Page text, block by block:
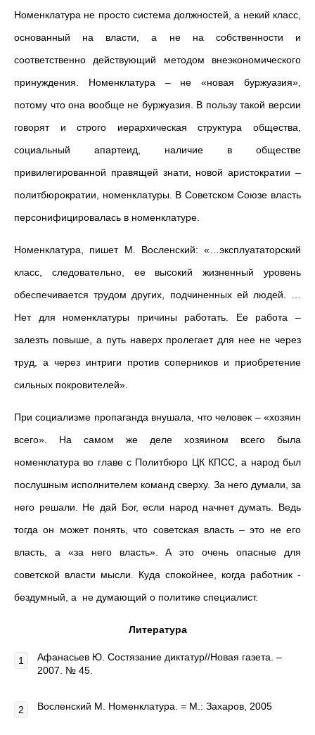
Номенклатура не просто система должностей, а некий класс,
основанный на власти, а не на собственности и
соответственно действующий методом внеэкономического
принуждения. Номенклатура – не «новая буржуазия»,
потому что она вообще не буржуазия. В пользу такой версии
говорят и строго иерархическая структура общества,
социальный апартеид, наличие в обществе
привилегированной правящей знати, новой аристократии –
политбюрократии, номенклатуры. В Советском Союзе власть
персонифицировалась в номенклатуре.
Номенклатура, пишет М. Восленский: «…эксплуататорский
класс, следовательно, ее высокий жизненный уровень
обеспечивается трудом других, подчиненных ей людей. …
Нет для номенклатуры причины работать. Ее работа –
залезть повыше, а путь наверх пролегает для нее не через
труд, а через интриги против соперников и приобретение
сильных покровителей».
При социализме пропаганда внушала, что человек – «хозяин
всего». На самом же деле хозяином всего была
номенклатура во главе с Политбюро ЦК КПСС, а народ был
послушным исполнителем команд сверху. За него думали, за
него решали. Не дай Бог, если народ начнет думать. Ведь
тогда он может понять, что советская власть – это не его
власть, а «за него власть». А это очень опасные для
советской власти мысли. Куда спокойнее, когда работник -
бездумный, а не думающий о политике специалист.
Литература
Афанасьев Ю. Состязание диктатур//Новая газета. –
2007. № 45.
Восленский М. Номенклатура. = М.: Захаров, 2005